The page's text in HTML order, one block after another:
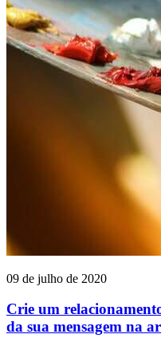
09 de julho de 2020
Crie um
da sua mensagem na